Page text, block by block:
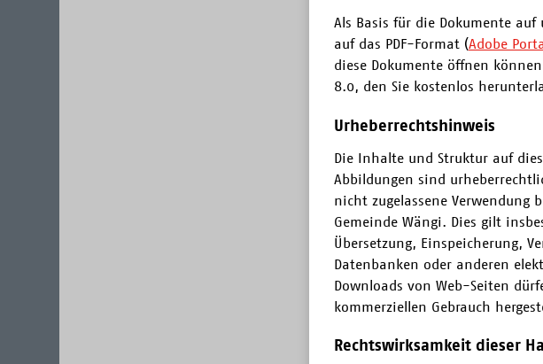
Als Basis für die Dokumente
auf das PDF-Format (Adobe
diese Dokumente öffnen
8.0, den Sie kostenlos
Urheberrechtshinweis
Die Inhalte und Struktur auf
Abbildungen sind
nicht zugelassene Verwendung
Gemeinde Wängi. Dies gilt
Übersetzung, Einspeicherung,
Datenbanken oder anderen
Downloads von Web-Seiten
kommerziellen Gebrauch
Rechtswirksamkeit dieser